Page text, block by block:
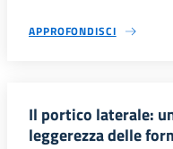
APPROFONDISCI
Il portico laterale:
leggerezza delle